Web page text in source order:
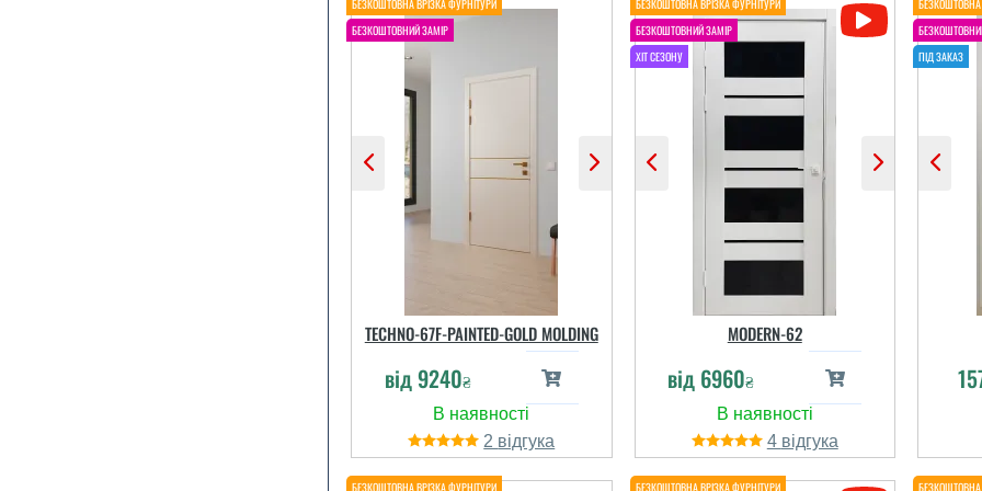
Саша
вроде неплохого
TECHNO-67F-PAINTED-GOLD MOLDING
від9240₴
2
MODERN-62
від 6960₴
4